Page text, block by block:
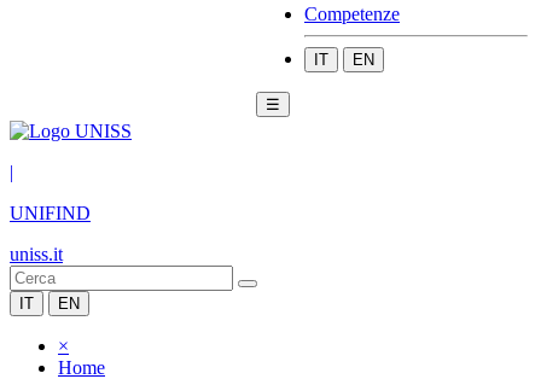
Competenze
IT EN
☰
|
UNIFIND
uniss.it
IT EN
×
Home